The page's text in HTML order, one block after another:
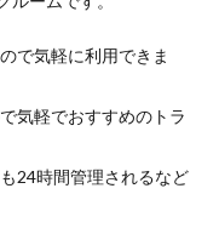
で気軽に利用できま
気軽でおすすめのトラ
24時間管理されるなど